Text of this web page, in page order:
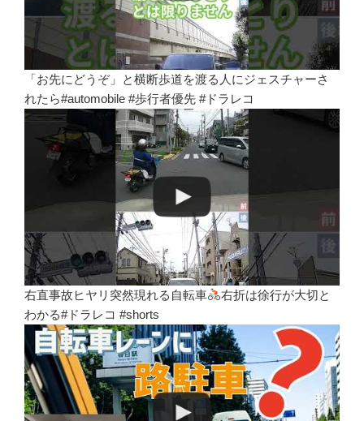
「お先にどうぞ」と横断歩道を渡る人にジェスチャーさ
れたら#automobile #歩行者優先 #ドラレコ
右直事故ヒヤリ突然現れる自転車
右折は徐行が大切と
わかる#ドラレコ #shorts